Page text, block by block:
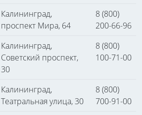
Калининград,
проспект Мира, 64
8 (800)
200-66-96
Калининград,
Советский проспект,
30
8 (800)
100-71-00
Калининград,
Театральная улица, 30
8 (800)
700-91-00